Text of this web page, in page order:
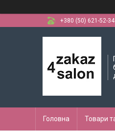
+380 (50) 621-52-34
Головна Товари